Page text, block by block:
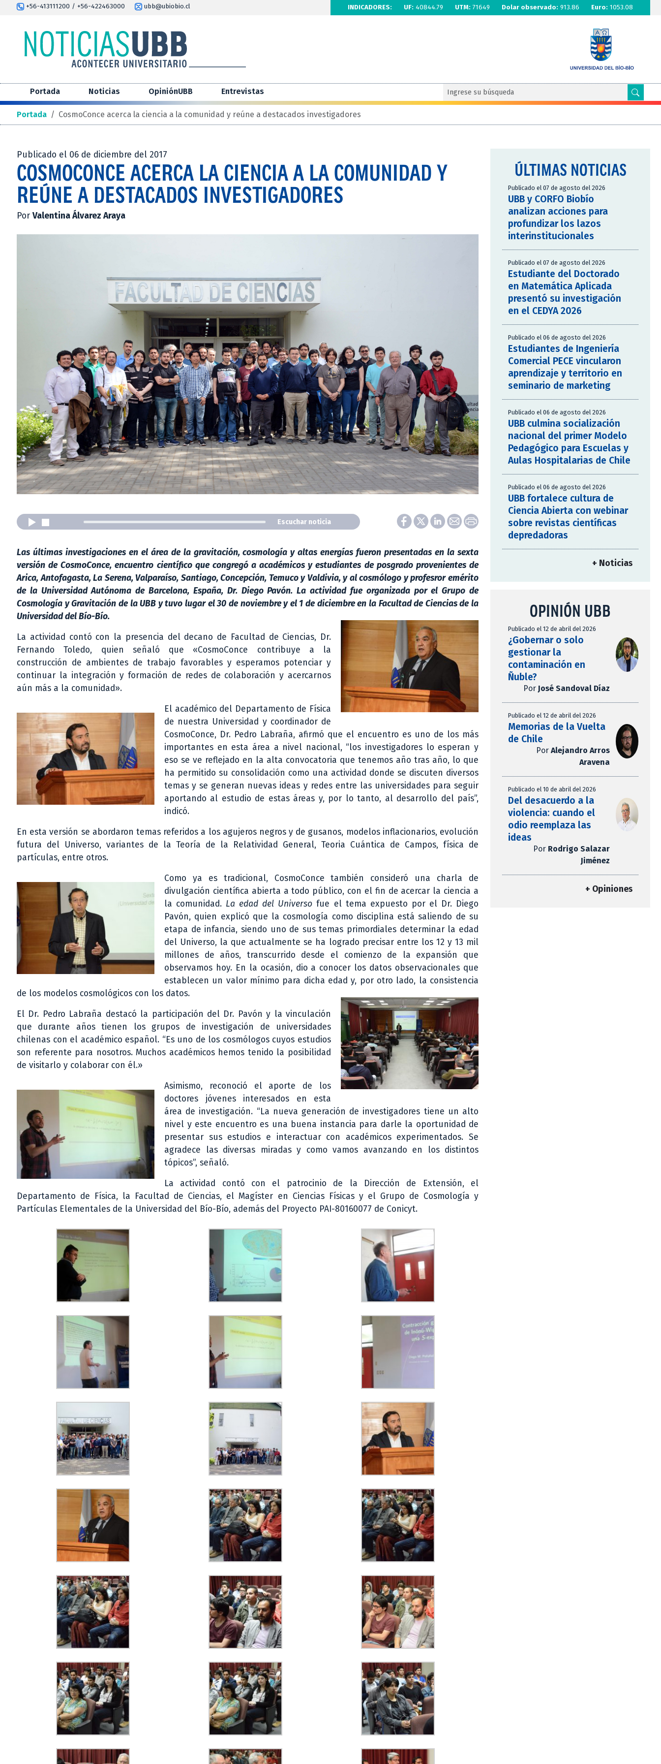
+56-413111200 / +56-422463000 ubb@ubiobio.cl INDICADORES: UF: 40844.79 UTM: 71649 Dolar observado: 913.86 Euro: 1053.08
Portada Noticias OpiniónUBB Entrevistas
Portada / CosmoConce acerca la ciencia a la comunidad y reúne a destacados investigadores
Publicado el 06 de diciembre del 2017
COSMOCONCE ACERCA LA CIENCIA A LA COMUNIDAD Y
REÚNE A DESTACADOS INVESTIGADORES
PorValentina Álvarez Araya
Escuchar noticia
Las últimas investigaciones en el área de la gravitación, cosmología y altas energías fueron presentadas en la sexta
versión de CosmoConce, encuentro científico que congregó a académicos y estudiantes de posgrado provenientes de
Arica, Antofagasta, La Serena, Valparaíso, Santiago, Concepción, Temuco y Valdivia, y al cosmólogo y profesror emérito
de la Universidad Autónoma de Barcelona, España, Dr. Diego Pavón. La actividad fue organizada por el Grupo de
Cosmología y Gravitación de la UBB y tuvo lugar el 30 de noviembre y el 1 de diciembre en la Facultad de Ciencias de la
Universidad del Bío-Bío.
La actividad contó con la presencia del decano de Facultad de Ciencias, Dr.
Fernando Toledo, quien señaló que «CosmoConce contribuye a la
construcción de ambientes de trabajo favorables y esperamos potenciar y
continuar la integración y formación de redes de colaboración y acercarnos
aún más a la comunidad».
El académico del Departamento de Física
de nuestra Universidad y coordinador de
CosmoConce, Dr. Pedro Labraña, afirmó que el encuentro es uno de los más
importantes en esta área a nivel nacional, “los investigadores lo esperan y
eso se ve reflejado en la alta convocatoria que tenemos año tras año, lo que
ha permitido su consolidación como una actividad donde se discuten diversos
temas y se generan nuevas ideas y redes entre las universidades para seguir
aportando al estudio de estas áreas y, por lo tanto, al desarrollo del país”,
indicó.
En esta versión se abordaron temas referidos a los agujeros negros y de gusanos, modelos inflacionarios, evolución
futura del Universo, variantes de la Teoría de la Relatividad General, Teoria Cuántica de Campos, física de
partículas, entre otros.
Como ya es tradicional, CosmoConce también consideró una charla de
divulgación científica abierta a todo público, con el fin de acercar la ciencia a
la comunidad. La edad del Universo fue el tema expuesto por el Dr. Diego
Pavón, quien explicó que la cosmología como disciplina está saliendo de su
etapa de infancia, siendo uno de sus temas primordiales determinar la edad
del Universo, la que actualmente se ha logrado precisar entre los 12 y 13 mil
millones de años, transcurrido desde el comienzo de la expansión que
observamos hoy. En la ocasión, dio a conocer los datos observacionales que
establecen un valor mínimo para dicha edad y, por otro lado, la consistencia
de los modelos cosmológicos con los datos.
El Dr. Pedro Labraña destacó la participación del Dr. Pavón y la vinculación
que durante años tienen los grupos de investigación de universidades
chilenas con el académico español. “Es uno de los cosmólogos cuyos estudios
son referente para nosotros. Muchos académicos hemos tenido la posibilidad
de visitarlo y colaborar con él.»
Asimismo, reconoció el aporte de los
doctores jóvenes interesados en esta
área de investigación. “La nueva generación de investigadores tiene un alto
nivel y este encuentro es una buena instancia para darle la oportunidad de
presentar sus estudios e interactuar con académicos experimentados. Se
agradece las diversas miradas y como vamos avanzando en los distintos
tópicos”, señaló.
La actividad contó con el patrocinio de la Dirección de Extensión, el
Departamento de Física, la Facultad de Ciencias, el Magíster en Ciencias Físicas y el Grupo de Cosmología y
Partículas Elementales de la Universidad del Bío-Bío, además del Proyecto PAI-80160077 de Conicyt.
ÚLTIMAS NOTICIAS
Publicado el 07 de agosto del 2026
UBB y CORFO Biobío
analizan acciones para
profundizar los lazos
interinstitucionales
Publicado el 07 de agosto del 2026
Estudiante del Doctorado
en Matemática Aplicada
presentó su investigación
en el CEDYA 2026
Publicado el 06 de agosto del 2026
Estudiantes de Ingeniería
Comercial PECE vincularon
aprendizaje y territorio en
seminario de marketing
Publicado el 06 de agosto del 2026
UBB culmina socialización
nacional del primer Modelo
Pedagógico para Escuelas y
Aulas Hospitalarias de Chile
Publicado el 06 de agosto del 2026
UBB fortalece cultura de
Ciencia Abierta con webinar
sobre revistas científicas
depredadoras
+ Noticias
OPINIÓN UBB
Publicado el 12 de abril del 2026
¿Gobernar o solo
gestionar la
contaminación en
Ñuble?
Por José Sandoval Díaz
Publicado el 12 de abril del 2026
Memorias de la Vuelta
de Chile
Por Alejandro Arros
Aravena
Publicado el 10 de abril del 2026
Del desacuerdo a la
violencia: cuando el
odio reemplaza las
ideas
Por Rodrigo Salazar
Jiménez
+ Opiniones